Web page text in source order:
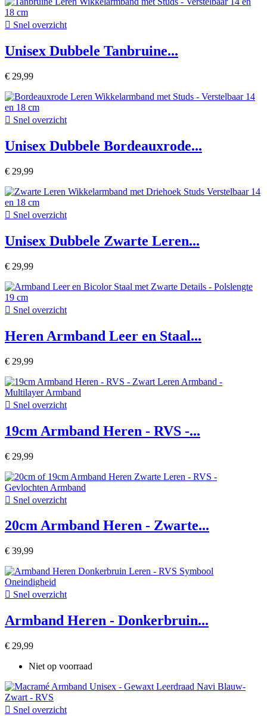
 Snel overzicht
Unisex Dubbele Tanbruine...
€ 29,99
 Snel overzicht
Unisex Dubbele Bordeauxrode...
€ 29,99
 Snel overzicht
Unisex Dubbele Zwarte Leren...
€ 29,99
 Snel overzicht
Heren Armband Leer en Staal...
€ 29,99
 Snel overzicht
19cm Armband Heren - RVS -...
€ 29,99
 Snel overzicht
20cm Armband Heren - Zwarte...
€ 39,99
 Snel overzicht
Armband Heren - Donkerbruin...
€ 29,99
Niet op voorraad
 Snel overzicht